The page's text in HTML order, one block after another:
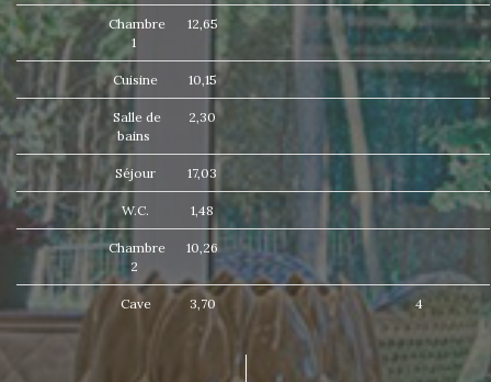
Chambre
1
12,65
Cuisine 10,15
Salle de
bains
2,30
Séjour 17,03
W.C. 1,48
Chambre
2
10,26
Cave 3,70 4